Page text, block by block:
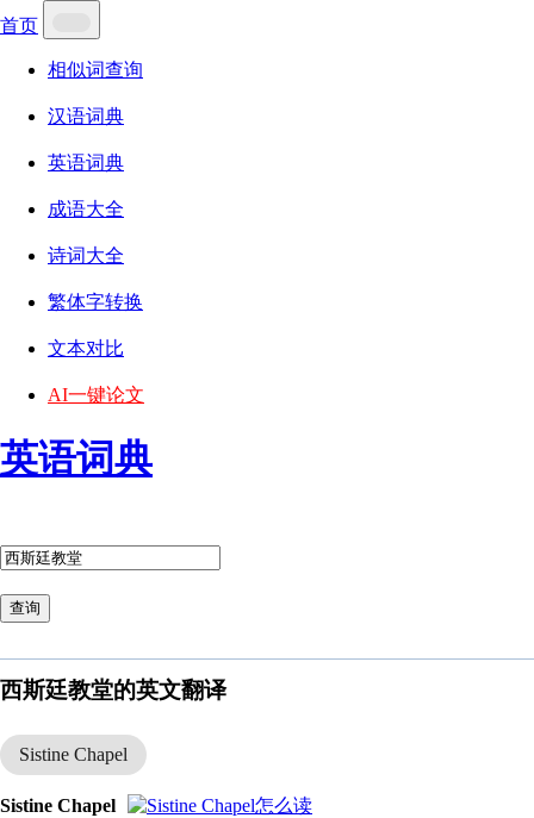
首页
相似词查询
汉语词典
英语词典
成语大全
诗词大全
繁体字转换
文本对比
AI一键论文
英语词典
查询
西斯廷教堂的英文翻译
Sistine Chapel
Sistine Chapel